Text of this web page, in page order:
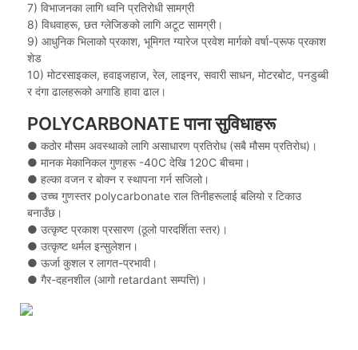
7) विभाजनका लागि ध्वनि प्रतिरोधी सामग्री
8) विधवाहरू, छत ग्लेजिङको लागि अटूट सामग्री।
9) आधुनिक भिलाको प्रकाश, भूमिगत ग्यारेज प्रवेश मार्गको वर्षा-प्रूफ प्रकाश
शेड
10) मोटरसाइकल, हवाइजहाज, रेल, लाइनर, सवारी साधन, मोटरबोट, पनडुब्बी
र दंगा ढालहरूको अगाडि हावा ढाल।
POLYCARBONATE पाना सुविधाहरू
● कठोर मौसम अवस्थाको लागि असाधारण प्रतिरोध (सबै मौसम प्रतिरोध)।
● मानक मेकानिकल गुणहरू -40C देखि 120C बीचमा।
● हल्का वजन र बोक्न र स्थापना गर्न सजिलो।
● उच्च गुणस्तर polycarbonate राल तिनीहरूलाई बलियो र टिकाउ
बनाउँछ।
● उत्कृष्ट प्रकाश प्रसारण (ठूलो पारदर्शिता स्तर)।
● उत्कृष्ट थर्मल इन्सुलेशन।
● ऊर्जा कुशल र लागत-प्रभावी।
● गैर-दहनशील (आगो retardant सम्पत्ति)।